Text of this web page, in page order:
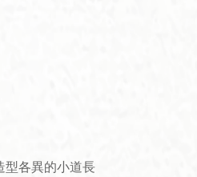
型各異的小道長